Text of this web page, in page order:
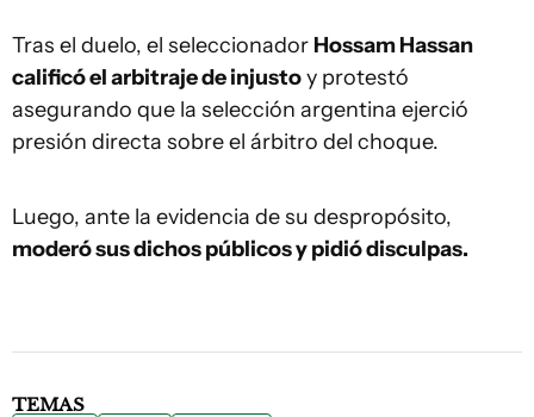
Tras el duelo, el seleccionador Hossam Hassan
calificó el arbitraje de injustoy protestó
asegurando que la selección argentina ejerció
presión directa sobre el árbitro del choque.
Luego, ante la evidencia de su despropósito,
moderó sus dichos públicos y pidió disculpas.
TEMAS